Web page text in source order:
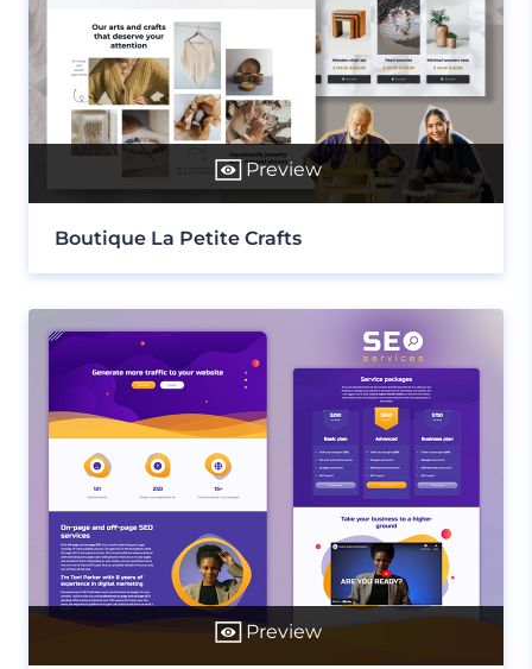
Preview
Boutique La Petite Crafts
Preview